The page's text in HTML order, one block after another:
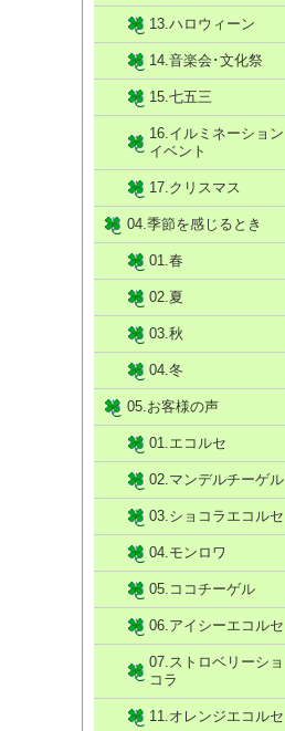
13.ハロウィーン
14.音楽会･文化祭
15.七五三
16.イルミネーション
イベント
17.クリスマス
04.季節を感じるとき
01.春
02.夏
03.秋
04.冬
05.お客様の声
01.エコルセ
02.マンデルチーゲル
03.ショコラエコルセ
04.モンロワ
05.ココチーゲル
06.アイシーエコルセ
07.ストロベリーショ
コラ
11.オレンジエコルセ